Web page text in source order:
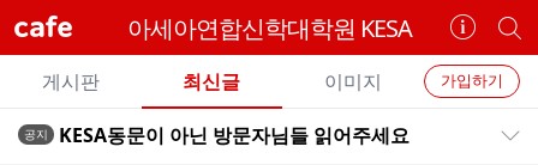
cafe 아세아연합신학대학원 KESA
카
페
정
보
개
별
카
페
검
카
가입하기
게시판 최신글 이미지
전공지 KESA동문이 아닌 방문자님들 읽어주세요